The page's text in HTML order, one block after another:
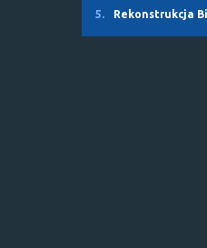
5.
Rekonstrukcja